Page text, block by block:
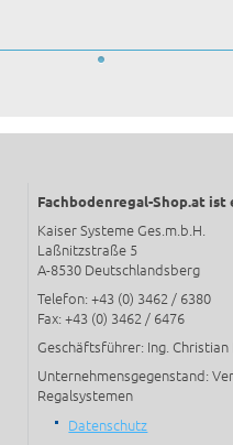
Fachbodenregal-Shop.at
Kaiser Systeme Ges.m.b.H.
Laßnitzstraße 5
A-8530 Deutschlandsberg
Telefon: +43 (0) 3462 / 6380
Fax: +43 (0) 3462 / 6476
Geschäftsführer: Ing. Christian
Unternehmensgegenstand:
Regalsystemen
Datenschutz